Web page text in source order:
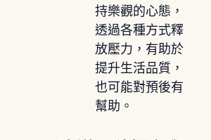
持樂觀的心態，
透過各種方式釋
放壓力，有助於
提升生活品質，
也可能對預後有
幫助。